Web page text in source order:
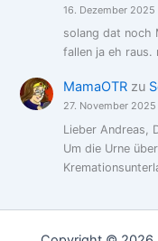
16. Dezember 2025
solang dat noch
fallen ja eh raus.
MamaOTRzu
27. November 2025
Lieber Andreas,
Um die Urne